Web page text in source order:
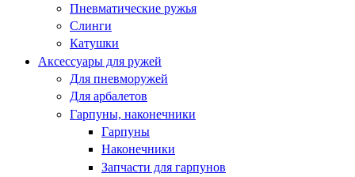
Пневматические ружья
Слинги
Катушки
Аксессуары для ружей
Для пневморужей
Для арбалетов
Гарпуны, наконечники
Гарпуны
Наконечники
Запчасти для гарпунов